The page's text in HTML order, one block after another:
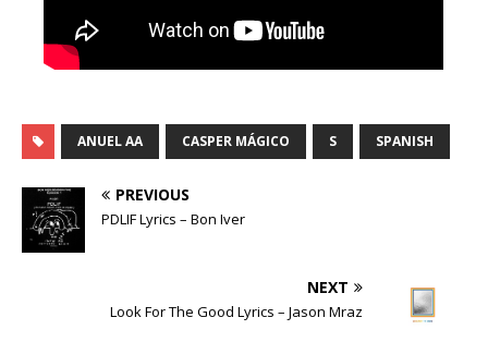
ANUEL AA CASPER MÁGICO S SPANISH
PREVIOUS
PDLIF Lyrics – Bon Iver
NEXT
Look For The Good Lyrics – Jason Mraz